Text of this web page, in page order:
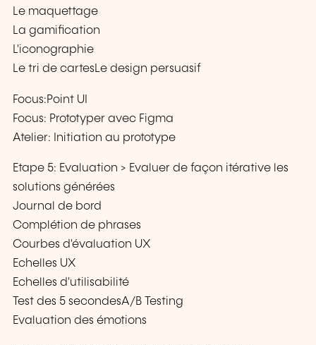
Le maquettage
La gamification
L'iconographie
Le tri de cartesLe design persuasif
Focus:Point UI
Focus: Prototyper avec Figma
Atelier: Initiation au prototype
Etape 5: Evaluation > Evaluer de façon itérative les
solutions générées
Journal de bord
Complétion de phrases
Courbes d'évaluation UX
Echelles UX
Echelles d'utilisabilité
Test des 5 secondesA/B Testing
Evaluation des émotions